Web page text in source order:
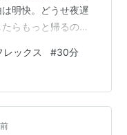
明快。どうせ夜遅
らもっと帰るのが
っとマズイと思っ
択した。 この30
空いてる。 エレベ
自分の目が冴えてい
んだよ、たかが30
レックス #30分